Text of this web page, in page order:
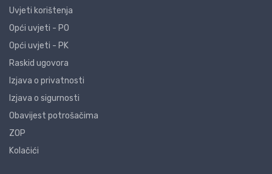
Uvjeti korištenja
Opći uvjeti - PO
Opći uvjeti - PK
Raskid ugovora
Izjava o privatnosti
Izjava o sigurnosti
Obavijest potrošačima
ZOP
Kolačići